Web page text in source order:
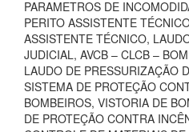
PARAMETROS DE
PERITO ASSISTENTE
ASSISTENTE TÉCNICO,
JUDICIAL, AVCB – CLCB –
LAUDO DE PRESSURIZAÇÃO
SISTEMA DE PROTEÇÃO
BOMBEIROS, VISTORIA DE
DE PROTEÇÃO CONTRA